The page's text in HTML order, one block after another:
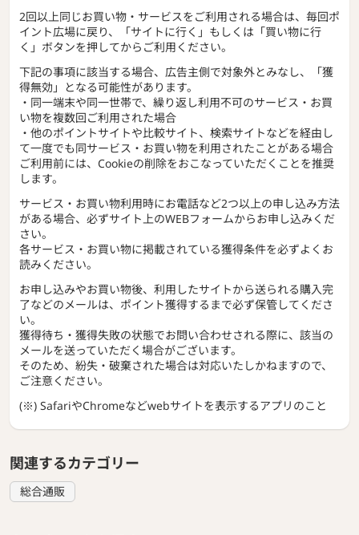
2回以上同じお買い物・サービスをご利用される場合は、毎回ポ
イント広場に戻り、「サイトに行く」もしくは「買い物に行
く」ボタンを押してからご利用ください。
下記の事項に該当する場合、広告主側で対象外とみなし、「獲
得無効」となる可能性があります。
・同一端末や同一世帯で、繰り返し利用不可のサービス・お買
い物を複数回ご利用された場合
・他のポイントサイトや比較サイト、検索サイトなどを経由し
て一度でも同サービス・お買い物を利用されたことがある場合
ご利用前には、Cookieの削除をおこなっていただくことを推奨
します。
サービス・お買い物利用時にお電話など2つ以上の申し込み方法
がある場合、必ずサイト上のWEBフォームからお申し込みくだ
さい。
各サービス・お買い物に掲載されている獲得条件を必ずよくお
読みください。
お申し込みやお買い物後、利用したサイトから送られる購入完
了などのメールは、ポイント獲得するまで必ず保管してくださ
い。
獲得待ち・獲得失敗の状態でお問い合わせされる際に、該当の
メールを送っていただく場合がございます。
そのため、紛失・破棄された場合は対応いたしかねますので、
ご注意ください。
(※) SafariやChromeなどwebサイトを表示するアプリのこと
関連するカテゴリー
総合通販